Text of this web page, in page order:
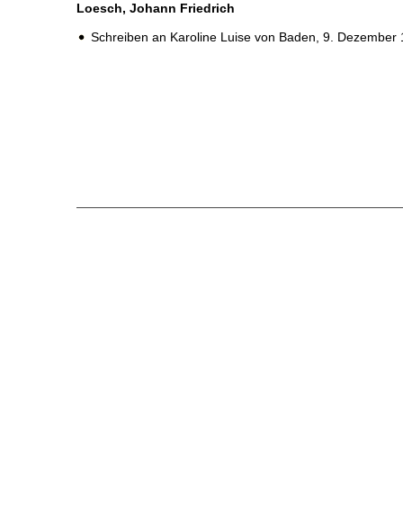
Loesch, Johann Friedrich
Schreiben an Karoline Luise von Baden, 9. Dezember